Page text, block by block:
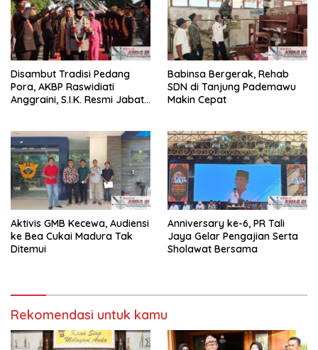
Disambut Tradisi Pedang
Pora, AKBP Raswidiati
Anggraini, S.I.K. Resmi Jabat
Babinsa Bergerak, Rehab
SDN di Tanjung Pademawu
Makin Cepat
Aktivis GMB Kecewa, Audiensi
ke Bea Cukai Madura Tak
Ditemui
Anniversary ke-6, PR Tali
Jaya Gelar Pengajian Serta
Sholawat Bersama
Rekomendasi untuk kamu